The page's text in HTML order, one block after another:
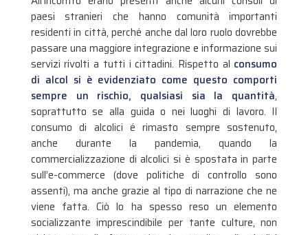
paesi stranieri che hanno comunità importanti
residenti in città, perché anche dal loro ruolo dovrebbe
passare una maggiore integrazione e informazione sui
servizi rivolti a tutti i cittadini. Rispetto al consumo
di alcol si è evidenziato come questo comporti
sempre un rischio, qualsiasi sia la quantità,
soprattutto se alla guida o nei luoghi di lavoro. Il
consumo di alcolici é rimasto sempre sostenuto,
anche durante la pandemia, quando la
commercializzazione di alcolici si è spostata in parte
sull’e-commerce (dove politiche di controllo sono
assenti), ma anche grazie al tipo di narrazione che ne
viene fatta. Ciò lo ha spesso reso un elemento
socializzante imprescindibile per tante culture, non